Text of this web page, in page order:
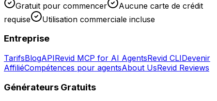
Gratuit pour commencer
Aucune carte de crédit
requise
Utilisation commerciale incluse
Entreprise
TarifsBlogAPIRevid MCP for AI AgentsRevid CLIDevenir
AffiliéCompétences pour agentsAbout UsRevid Reviews
Générateurs Gratuits